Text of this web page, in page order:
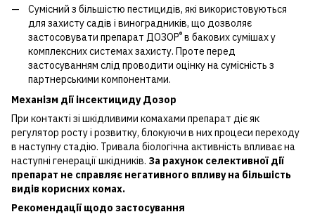
Сумісний з більшістю пестицидів, які використовуються
для захисту садів і виноградників, що дозволяє
застосовувати препарат ДОЗОР® в бакових сумішах у
комплексних системах захисту. Проте перед
застосуванням слід проводити оцінку на сумісність з
партнерськими компонентами.
Механізм дії інсектициду Дозор
При контакті зі шкідливими комахами препарат діє як
регулятор росту і розвитку, блокуючи в них процеси переходу
в наступну стадію. Тривала біологічна активність впливає на
наступні генерації шкідників. За рахунок селективної дії
препарат не справляє негативного впливу на більшість
видів корисних комах.
Рекомендації щодо застосування